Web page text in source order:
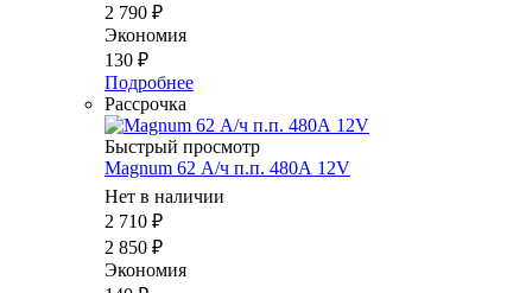
2 790 ₽
Экономия
130 ₽
Подробнее
Рассрочка
Быстрый просмотр
Magnum 62 А/ч п.п. 480А 12V
Нет в наличии
2 710 ₽
2 850 ₽
Экономия